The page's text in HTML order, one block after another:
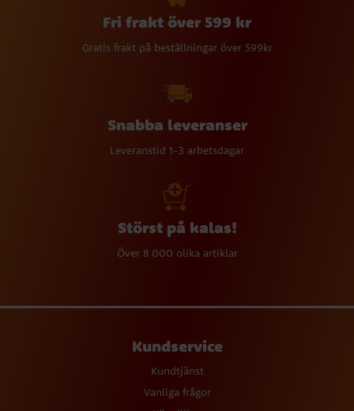
Fri frakt över 599 kr
Gratis frakt på beställningar över 599kr
Snabba leveranser
Leveranstid 1-3 arbetsdagar
Störst på kalas!
Över 8 000 olika artiklar
Kundservice
Kundtjänst
Vanliga frågor